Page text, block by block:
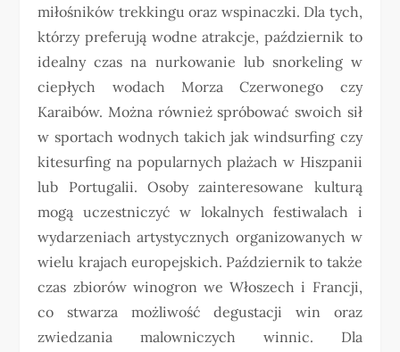
miłośników trekkingu oraz wspinaczki. Dla tych,
którzy preferują wodne atrakcje, październik to
idealny czas na nurkowanie lub snorkeling w
ciepłych wodach Morza Czerwonego czy
Karaibów. Można również spróbować swoich sił
w sportach wodnych takich jak windsurfing czy
kitesurfing na popularnych plażach w Hiszpanii
lub Portugalii. Osoby zainteresowane kulturą
mogą uczestniczyć w lokalnych festiwalach i
wydarzeniach artystycznych organizowanych w
wielu krajach europejskich. Październik to także
czas zbiorów winogron we Włoszech i Francji,
co stwarza możliwość degustacji win oraz
zwiedzania malowniczych winnic. Dla